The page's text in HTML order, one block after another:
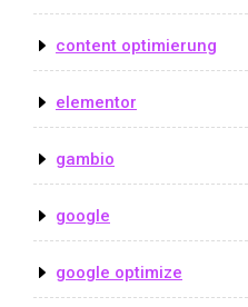
content optimierung
elementor
gambio
google
google optimize